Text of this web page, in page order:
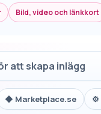
Bild, video och länkkort
att skapa inlägg
◆ Marketplace.se ⚙